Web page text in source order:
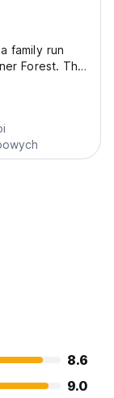
family run
Forest. The
or leisure
8.6
9.0